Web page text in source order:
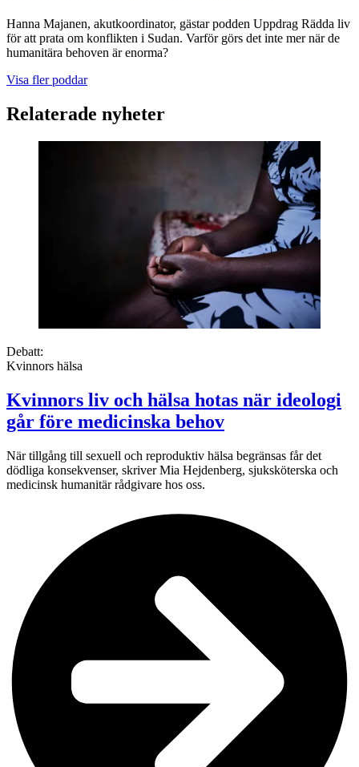
Hanna Majanen, akutkoordinator, gästar podden Uppdrag Rädda liv
för att prata om konflikten i Sudan. Varför görs det inte mer när de
humanitära behoven är enorma?
Visa fler poddar
Relaterade nyheter
Debatt:
Kvinnors hälsa
Kvinnors liv och hälsa hotas när ideologi
går före medicinska behov
När tillgång till sexuell och reproduktiv hälsa begränsas får det
dödliga konsekvenser, skriver Mia Hejdenberg, sjuksköterska och
medicinsk humanitär rådgivare hos oss.